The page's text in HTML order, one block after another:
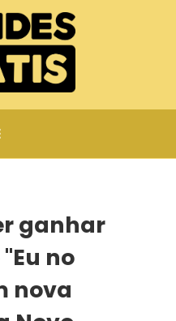
ganhar
no
nova